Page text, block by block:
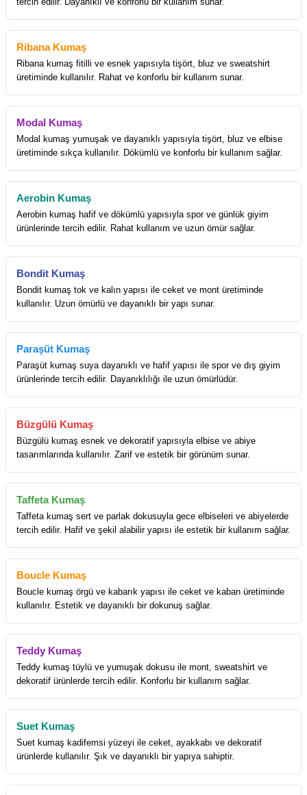
Ribana Kumaş
Ribana kumaş fitilli ve esnek yapısıyla tişört, bluz ve sweatshirt
üretiminde kullanılır. Rahat ve konforlu bir kullanım sunar.
Modal Kumaş
Modal kumaş yumuşak ve dayanıklı yapısıyla tişört, bluz ve elbise
üretiminde sıkça kullanılır. Dökümlü ve konforlu bir kullanım sağlar.
Aerobin Kumaş
Aerobin kumaş hafif ve dökümlü yapısıyla spor ve günlük giyim
ürünlerinde tercih edilir. Rahat kullanım ve uzun ömür sağlar.
Bondit Kumaş
Bondit kumaş tok ve kalın yapısı ile ceket ve mont üretiminde
kullanılır. Uzun ömürlü ve dayanıklı bir yapı sunar.
Paraşüt Kumaş
Paraşüt kumaş suya dayanıklı ve hafif yapısı ile spor ve dış giyim
ürünlerinde tercih edilir. Dayanıklılığı ile uzun ömürlüdür.
Büzgülü Kumaş
Büzgülü kumaş esnek ve dekoratif yapısıyla elbise ve abiye
tasarımlarında kullanılır. Zarif ve estetik bir görünüm sunar.
Taffeta Kumaş
Taffeta kumaş sert ve parlak dokusuyla gece elbiseleri ve abiyelerde
tercih edilir. Hafif ve şekil alabilir yapısı ile estetik bir kullanım sağlar.
Boucle Kumaş
Boucle kumaş örgü ve kabarık yapısı ile ceket ve kaban üretiminde
kullanılır. Estetik ve dayanıklı bir dokunuş sağlar.
Teddy Kumaş
Teddy kumaş tüylü ve yumuşak dokusu ile mont, sweatshirt ve
dekoratif ürünlerde tercih edilir. Konforlu bir kullanım sağlar.
Suet Kumaş
Suet kumaş kadifemsi yüzeyi ile ceket, ayakkabı ve dekoratif
ürünlerde kullanılır. Şık ve dayanıklı bir yapıya sahiptir.